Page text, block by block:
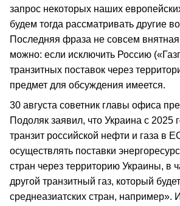
запрос некоторых наших
будем тогда рассматривать другие
Последняя фраза не совсем
можно: если исключить Россию
транзитных поставок через
предмет для обсуждения имеется.
30 августа советник главы офиса
Подоляк заявил, что Украина с 2025
транзит российской нефти и газа в
осуществлять поставки
стран через территорию Украины, в
другой транзитный газ, который
среднеазиатских стран, например».